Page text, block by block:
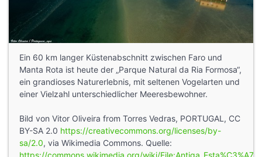
Ein 60 km langer Küstenabschnitt zwischen Faro und
Manta Rota ist heute der „Parque Natural da Ria Formosa“,
ein grandioses Naturerlebnis, mit seltenen Vogelarten und
einer Vielzahl unterschiedlicher Meeresbewohner.
Bild von Vitor Oliveira from Torres Vedras, PORTUGAL, CC
BY-SA 2.0 https://creativecommons.org/licenses/by-
sa/2.0, via Wikimedia Commons. Quelle:
https://commons.wikimedia.org/wiki/